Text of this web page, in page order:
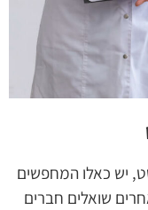
יש כאלו המחפשים
שואלים חברים